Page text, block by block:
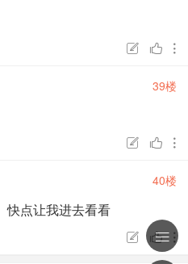
 

39楼
 

40楼
快点让我进去看看
 
